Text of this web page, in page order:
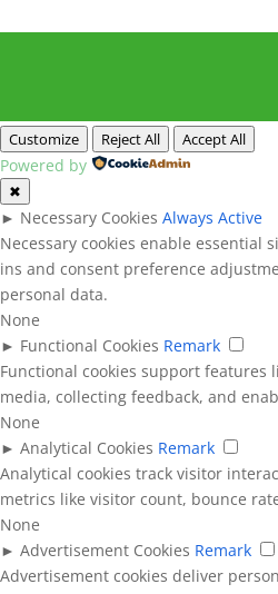
Customize Reject All Accept All
Powered by
✖
► Necessary Cookies Always Active
Necessary cookies enable essential
ins and consent preference
personal data.
None
► Functional Cookies Remark
Functional cookies support features
media, collecting feedback, and
None
► Analytical Cookies Remark
Analytical cookies track visitor
metrics like visitor count, bounce
None
► Advertisement Cookies Remark
Advertisement cookies deliver